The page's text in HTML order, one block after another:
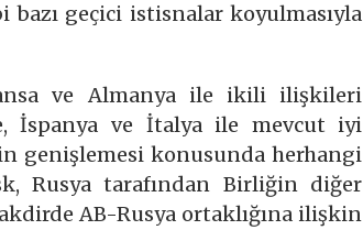
bazı geçici istisnalar koyulmasıyla
ve Almanya ile ikili ilişkileri
İspanya ve İtalya ile mevcut iyi
genişlemesi konusunda herhangi
Rusya tarafından Birliğin diğer
AB-Rusya ortaklığına ilişkin